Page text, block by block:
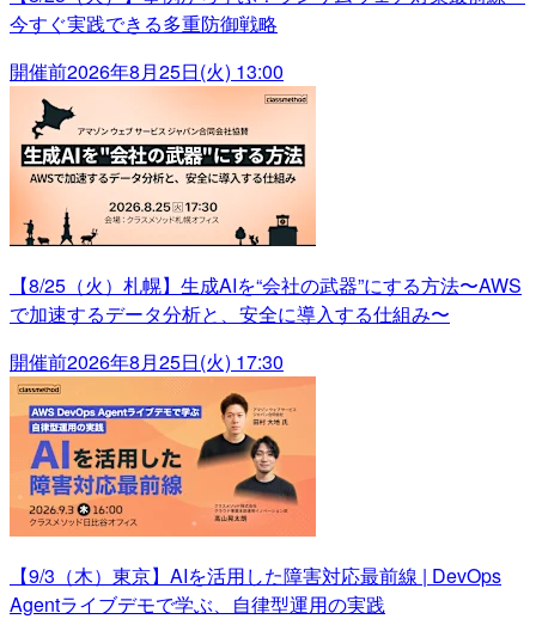
今すぐ実践できる多重防御戦略
開催前2026年8月25日(火) 13:00
【8/25（火）札幌】生成AIを“会社の武器”にする方法〜AWS
で加速するデータ分析と、安全に導入する仕組み〜
開催前2026年8月25日(火) 17:30
【9/3（木）東京】AIを活用した障害対応最前線 | DevOps
Agentライブデモで学ぶ、自律型運用の実践